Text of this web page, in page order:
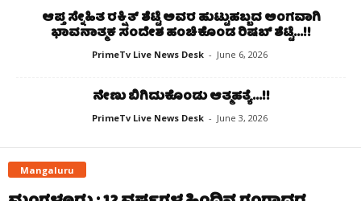
ಆಪ್ತ ಸ್ನೇಹಿತ ರಕ್ಷಿತ್ ಶೆಟ್ಟಿ ಅವರ ಹುಟ್ಟುಹಬ್ಬದ ಅಂಗವಾಗಿ
ಭಾವನಾತ್ಮಕ ಸಂದೇಶ ಹಂಚಿಕೊಂಡ ರಿಷಬ್ ಶೆಟ್ಟಿ…!!
PrimeTv Live News Desk - June 6, 2026
ನೇಣು ಬಿಗಿದುಕೊಂಡು ಆತ್ಮಹತ್ಯೆ…!!
PrimeTv Live News Desk - June 3, 2026
Mangaluru